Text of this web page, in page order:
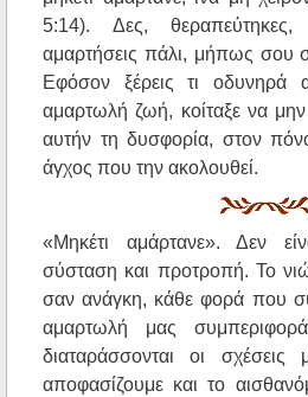
5:14). Δες,
αμαρτήσεις πάλι, μήπως σου
Εφόσον ξέρεις τι οδυνηρά
αμαρτωλή ζωή, κοίταξε να μην
αυτήν τη δυσφορία, στον
άγχος που την ακολουθεί.
«Μηκέτι αμάρτανε». Δεν
σύσταση και προτροπή. Το
σαν ανάγκη, κάθε φορά που
αμαρτωλή μας
διαταράσσονται οι
αποφασίζουμε και το